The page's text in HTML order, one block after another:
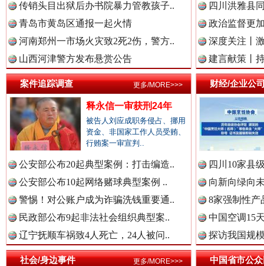
中国律师在线.
中国参政网.中
中国全民新闻网.
中国公众新闻网.
中国公民新闻网.
雄关漫道展新颜 “
衣柜里的秘密 高速路
传销头目出狱后办书院暴力管教孩子..
青岛市黄岛区通报一起火情
河南郑州一市场火灾致2死2伤，警方..
山西河津警方发布悬赏公告
四川洪雅县
政治监督更
深度关注丨
建言献策丨
案件追踪调查
释永信一审获刑24年
被告人刘应成职务侵占、挪用
资金、非国家工作人员受贿、
行贿案一审宣判..
公安部公布20起典型案例：打击编造..
公安部公布10起网络赌球典型案例 ..
警惕！对公账户成为诈骗洗钱重要通..
民政部公布9起非法社会组织典型案..
辽宁抚顺车祸致4人死亡，24人被问..
更多/MORE>>> 财经/企业公
四川10家县
向新向绿向
8家强制性产
中国空调15
探访我国规
社会/身边事件 更多/MORE>>> 中国省市公